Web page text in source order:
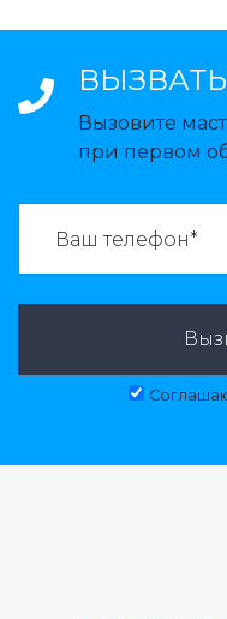
Вызовите
при первом